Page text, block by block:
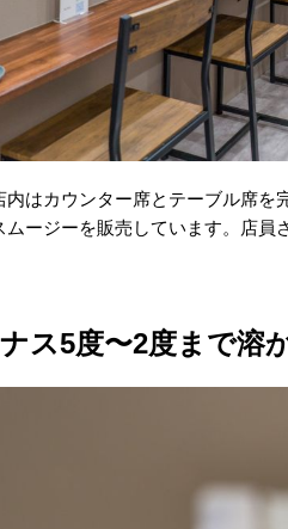
内はカウンター席とテーブル席を
ムージーを販売しています。店
ス5度〜2度まで溶